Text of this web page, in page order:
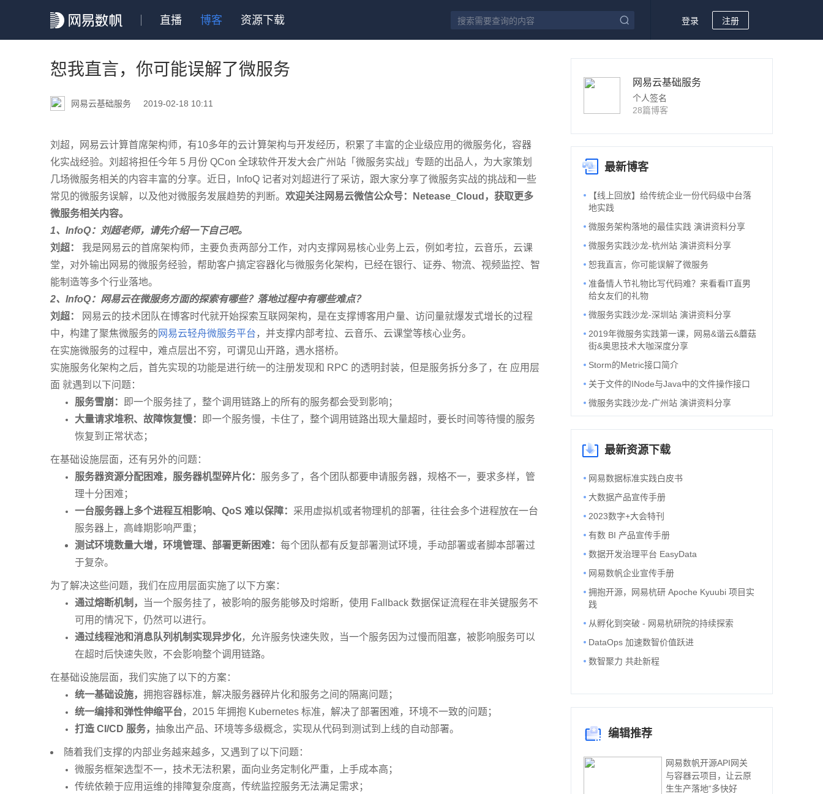
直播 博客 资源下载 登录 注册
网易云基础服务
个人签名
28篇博客
最新博客
【线上回放】给传统企业一份代码级中台落
地实践
微服务架构落地的最佳实践 演讲资料分享
微服务实践沙龙-杭州站 演讲资料分享
恕我直言，你可能误解了微服务
准备情人节礼物比写代码难？来看看IT直男
给女友们的礼物
微服务实践沙龙-深圳站 演讲资料分享
2019年微服务实践第一课，网易&谐云&蘑菇
街&奥思技术大咖深度分享
Storm的Metric接口简介
关于文件的INode与Java中的文件操作接口
微服务实践沙龙-广州站 演讲资料分享
最新资源下载
网易数据标准实践白皮书
大数据产品宣传手册
2023数字+大会特刊
有数 BI 产品宣传手册
数据开发治理平台 EasyData
网易数帆企业宣传手册
拥抱开源，网易杭研 Apoche Kyuubi 项目实
践
从孵化到突破 - 网易杭研院的持续探索
DataOps 加速数智价值跃进
数智聚力 共赴新程
编辑推荐
网易数帆开源API网关
与容器云项目，让云原
生生产落地“多快好
恕我直言，你可能误解了微服务
网易云基础服务 2019-02-18 10:11
刘超，网易云计算首席架构师， 有10多年的云计算架构与开发经历，积累了丰富的企业级应用的微服务化，容器
化实战经验。 刘超将担任今年 5 月份 QCon 全球软件开发大会广州站「微服务实战」专题的出品人，为大家策划
几场微服务相关的内容丰富的分享。 近日，InfoQ 记者对刘超进行了采访，跟大家分享了微服务实战的挑战和一些
常见的微服务误解，以及他对微服务发展趋势的判断。 欢迎关注网易云微信公众号：Netease_Cloud，获取更多
微服务相关内容。
1、 InfoQ：刘超老师，请先介绍一下自己吧。
刘超：
我是网易云的首席架构师，主要负责两部分工作，对内支撑网易核心业务上云，例如考拉，云音乐，云课
堂，对外输出网易的微服务经验，帮助客户搞定容器化与微服务化架构，已经在银行、证券、物流、视频监控、智
能制造等多个行业落地。
2、InfoQ：网易云在微服务方面的探索有哪些？落地过程中有哪些难点？
刘超：
网易云的技术团队在博客时代就开始探索互联网架构，是在支撑博客用户量、访问量就爆发式增长的过程
中，构建了聚焦微服务的 网易云轻舟微服务平台 ，并支撑内部考拉、云音乐、云课堂等核心业务。
在实施微服务的过程中，难点层出不穷，可谓见山开路，遇水搭桥。
实施服务化架构之后，首先实现的功能是进行统一的注册发现和 RPC 的透明封装，但是服务拆分多了，在 应用层
面 就遇到以下问题：
服务雪崩：
即一个服务挂了，整个调用链路上的所有的服务都会受到影响；
大量请求堆积、故障恢复慢：
即一个服务慢，卡住了，整个调用链路出现大量超时，要长时间等待慢的服务
恢复到正常状态；
在基础设施层面，还有另外的问题：
服务器资源分配困难，服务器机型碎片化： 服务多了，各个团队都要申请服务器，规格不一，要求多样，管
理十分困难；
一台服务器上多个进程互相影响、QoS 难以保障： 采用虚拟机或者物理机的部署，往往会多个进程放在一台
服务器上，高峰期影响严重；
测试环境数量大增，环境管理、部署更新困难： 每个团队都有反复部署测试环境，手动部署或者脚本部署过
于复杂。
为了解决这些问题，我们在应用层面实施了以下方案：
通过熔断机制，
当一个服务挂了，被影响的服务能够及时熔断，使用 Fallback 数据保证流程在非关键服务不
可用的情况下，仍然可以进行。
通过线程池和消息队列机制实现异步化，允许服务快速失败，当一个服务因为过慢而阻塞，被影响服务可以
在超时后快速失败，不会影响整个调用链路。
在基础设施层面，我们实施了以下的方案：
统一基础设施， 拥抱容器标准，解决服务器碎片化和服务之间的隔离问题；
统一编排和弹性伸缩平台，2015 年拥抱 Kubernetes 标准，解决了部署困难，环境不一致的问题；
打造 CI/CD 服务， 抽象出产品、环境等多级概念，实现从代码到测试到上线的自动部署。
随着我们支撑的内部业务越来越多，又遇到了以下问题：
微服务框架选型不一，技术无法积累，面向业务定制化严重，上手成本高；
传统依赖于应用运维的排障复杂度高，传统监控服务无法满足需求；